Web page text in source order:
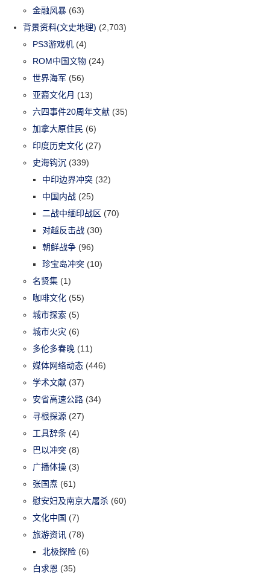
金融风暴 (63)
背景资料(文史地理) (2,703)
PS3游戏机 (4)
ROM中国文物 (24)
世界海军 (56)
亚裔文化月 (13)
六四事件20周年文献 (35)
加拿大原住民 (6)
印度历史文化 (27)
史海钩沉 (339)
中印边界冲突 (32)
中国内战 (25)
二战中缅印战区 (70)
对越反击战 (30)
朝鲜战争 (96)
珍宝岛冲突 (10)
名贤集 (1)
咖啡文化 (55)
城市探索 (5)
城市火灾 (6)
多伦多春晚 (11)
媒体网络动态 (446)
学术文献 (37)
安省高速公路 (34)
寻根探源 (27)
工具辞条 (4)
巴以冲突 (8)
广播体操 (3)
张国焘 (61)
慰安妇及南京大屠杀 (60)
文化中国 (7)
旅游资讯 (78)
北极探险 (6)
白求恩 (35)